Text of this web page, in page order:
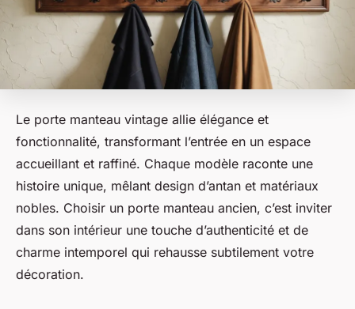
Le porte manteau vintage allie élégance et
fonctionnalité, transformant l’entrée en un espace
accueillant et raffiné. Chaque modèle raconte une
histoire unique, mêlant design d’antan et matériaux
nobles. Choisir un porte manteau ancien, c’est inviter
dans son intérieur une touche d’authenticité et de
charme intemporel qui rehausse subtilement votre
décoration.